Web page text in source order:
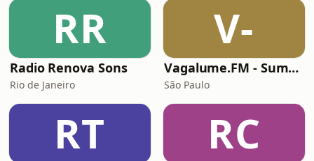
RR
Radio Renova Sons
Rio de Janeiro
V-
Vagalume.FM - Summer
São Paulo
RT RC